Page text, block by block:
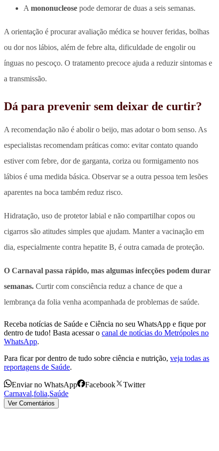
A mononucleose pode demorar de duas a seis semanas.
A orientação é procurar avaliação médica se houver feridas, bolhas
ou dor nos lábios, além de febre alta, dificuldade de engolir ou
ínguas no pescoço. O tratamento precoce ajuda a reduzir sintomas e
a transmissão.
Dá para prevenir sem deixar de curtir?
A recomendação não é abolir o beijo, mas adotar o bom senso. As
especialistas recomendam práticas como: evitar contato quando
estiver com febre, dor de garganta, coriza ou formigamento nos
lábios é uma medida básica. Observar se a outra pessoa tem lesões
aparentes na boca também reduz risco.
Hidratação, uso de protetor labial e não compartilhar copos ou
cigarros são atitudes simples que ajudam. Manter a vacinação em
dia, especialmente contra hepatite B, é outra camada de proteção.
O Carnaval passa rápido, mas algumas infecções podem durar
semanas. Curtir com consciência reduz a chance de que a
lembrança da folia venha acompanhada de problemas de saúde.
Receba notícias de Saúde e Ciência no seu WhatsApp e fique por
dentro de tudo! Basta acessar o canal de notícias do Metrópoles no
WhatsApp.
Para ficar por dentro de tudo sobre ciência e nutrição, veja todas as
reportagens de Saúde.
Enviar no WhatsApp Facebook
Twitter
Carnaval,folia,Saúde
Ver Comentários